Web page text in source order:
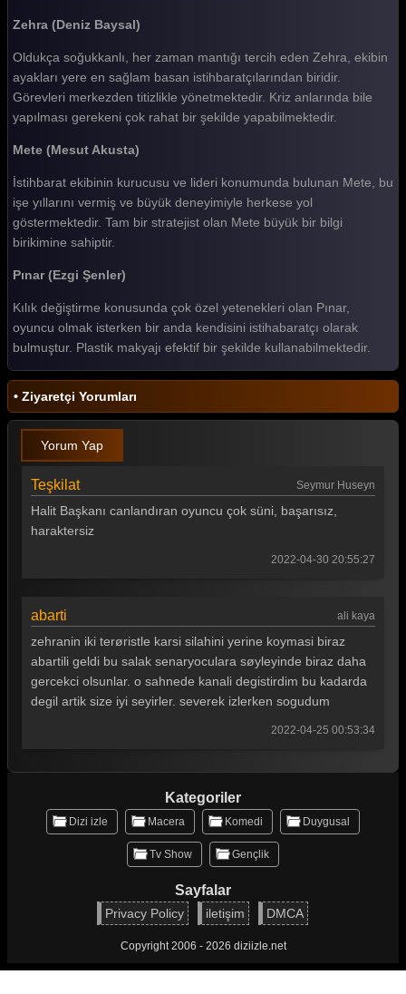
Teşkilat 10. Bölüm
Teşkilat 9. Bölüm
Teşkilat 8. Bölüm
Teşkilat 7. Bölüm
Teşkilat 6. Bölüm
Teşkilat 5. Bölüm
Teşkilat 4. Bölüm
Teşkilat 3. Bölüm
Teşkilat 2. Bölüm
Teşkilat 1. Bölüm
Tüm Bölümleri Göster
Zehra (Deniz Baysal)
Oldukça soğukkanlı, her zaman mantığı tercih eden Zehra, ekibin
ayakları yere en sağlam basan istihbaratçılarından biridir.
Görevleri merkezden titizlikle yönetmektedir. Kriz anlarında bile
yapılması gerekeni çok rahat bir şekilde yapabilmektedir.
Mete (Mesut Akusta)
İstihbarat ekibinin kurucusu ve lideri konumunda bulunan Mete, bu
işe yıllarını vermiş ve büyük deneyimiyle herkese yol
göstermektedir. Tam bir stratejist olan Mete büyük bir bilgi
birikimine sahiptir.
Pınar (Ezgi Şenler)
Kılık değiştirme konusunda çok özel yetenekleri olan Pınar,
oyuncu olmak isterken bir anda kendisini istihabaratçı olarak
bulmuştur. Plastik makyajı efektif bir şekilde kullanabilmektedir.
• Ziyaretçi Yorumları
Yorum Yap
Teşkilat Seymur Huseyn
Halit Başkanı canlandıran oyuncu çok süni, başarısız,
haraktersiz
2022-04-30 20:55:27
abarti ali kaya
zehranin iki terøristle karsi silahini yerine koymasi biraz
abartili geldi bu salak senaryoculara søyleyinde biraz daha
gercekci olsunlar. o sahnede kanali degistirdim bu kadarda
degil artik size iyi seyirler. severek izlerken sogudum
2022-04-25 00:53:34
Kategoriler
Dizi izle Macera Komedi Duygusal
Tv Show Gençlik
Sayfalar
Privacy Policy iletişim DMCA
Copyright 2006 - 2026 diziizle.net